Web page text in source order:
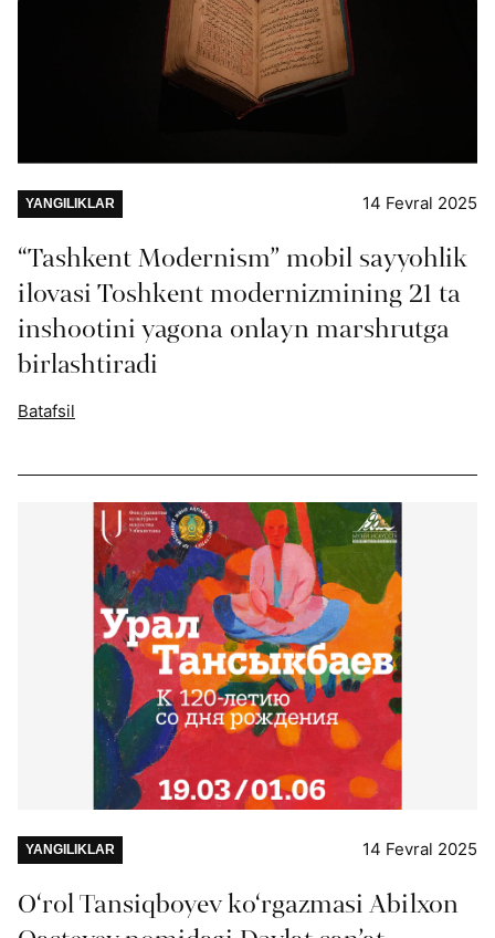
YANGILIKLAR 14 Fevral 2025
“Tashkent Modernism” mobil sayyohlik
ilovasi Toshkent modernizmining 21 ta
inshootini yagona onlayn marshrutga
birlashtiradi
Batafsil
YANGILIKLAR 14 Fevral 2025
O‘rol Tansiqboyev ko‘rgazmasi Abilxon